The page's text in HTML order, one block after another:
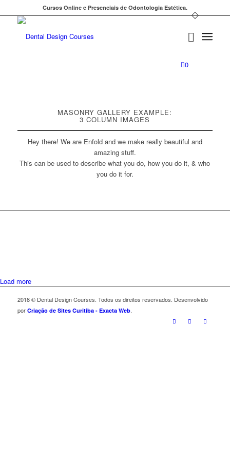
Cursos Online e Presenciais de Odontologia Estética.
0
MASONRY GALLERY EXAMPLE:
3 COLUMN IMAGES
Hey there! We are Enfold and we make really beautiful and
amazing stuff.
This can be used to describe what you do, how you do it, & who
you do it for.
Load more
2018 © Dental Design Courses. Todos os direitos reservados. Desenvolvido
por Criação de Sites Curitiba - Exacta Web.